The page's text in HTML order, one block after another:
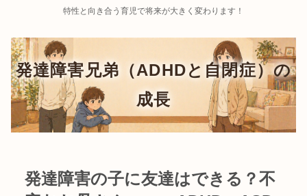
特性と向き合う育児で将来が大きく変わります！
発達障害の子に友達はできる？不